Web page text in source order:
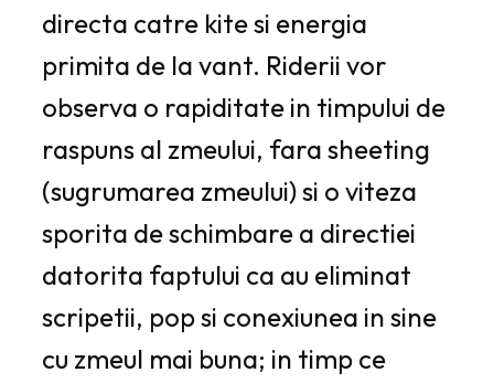
directa catre kite si energia
primita de la vant. Riderii vor
observa o rapiditate in timpului de
raspuns al zmeului, fara sheeting
(sugrumarea zmeului) si o viteza
sporita de schimbare a directiei
datorita faptului ca au eliminat
scripetii, pop si conexiunea in sine
cu zmeul mai buna; in timp ce